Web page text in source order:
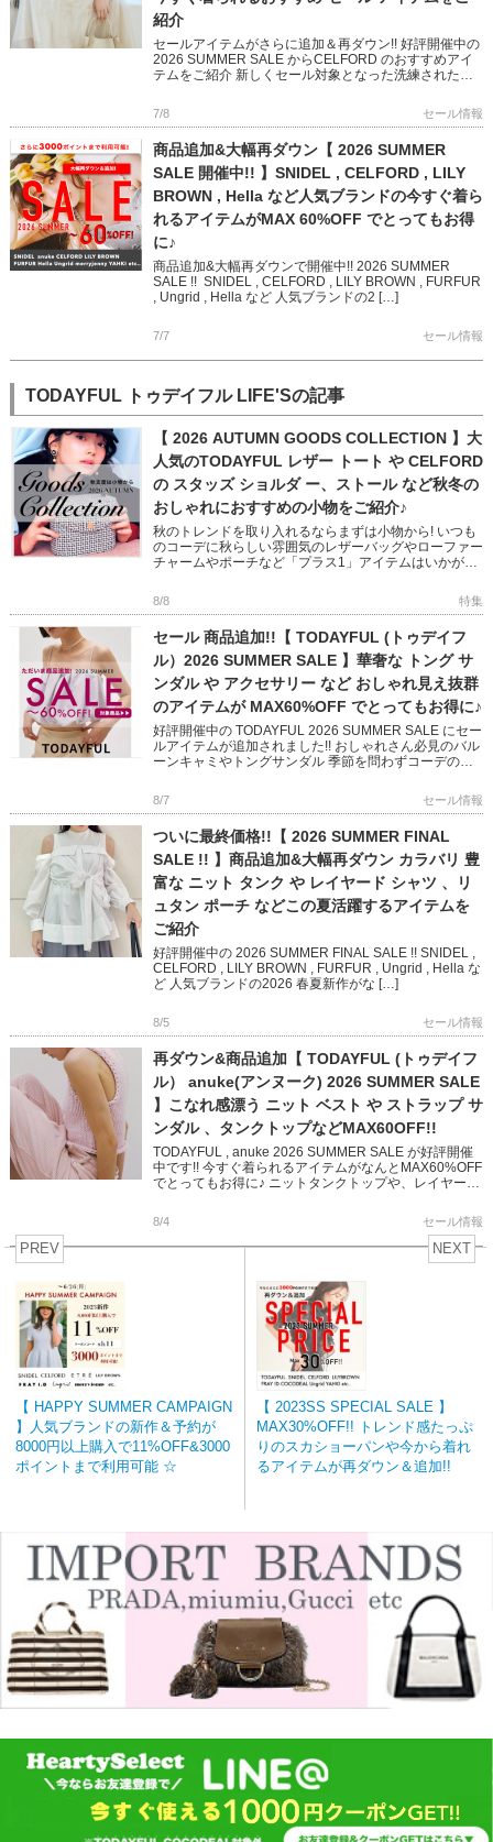
紹介
セールアイテムがさらに追加＆再ダウン!! 好評開催中の
2026 SUMMER SALE からCELFORD のおすすめアイ
テムをご紹介 新しくセール対象となった洗練された雰
7/8 セール情報
商品追加&大幅再ダウン【 2026 SUMMER
SALE 開催中!! 】SNIDEL , CELFORD , LILY
BROWN , Hella など人気ブランドの今すぐ着ら
れるアイテムがMAX 60%OFF でとってもお得
に♪
商品追加&大幅再ダウンで開催中!! 2026 SUMMER
SALE !! SNIDEL , CELFORD , LILY BROWN , FURFUR
, Ungrid , Hella など 人気ブランドの2 […]
7/7 セール情報
TODAYFUL トゥデイフル LIFE'Sの記事
【 2026 AUTUMN GOODS COLLECTION 】大
人気のTODAYFUL レザー トート や CELFORD
の スタッズ ショルダ ー、ストール など秋冬の
おしゃれにおすすめの小物をご紹介♪
秋のトレンドを取り入れるならまずは小物から! いつも
のコーデに秋らしい雰囲気のレザーバッグやローファー
チャームやポーチなど「プラス1」アイテムはいかがで
い小物をピック […]
8/8 特集
セール 商品追加!!【 TODAYFUL (トゥデイフ
ル）2026 SUMMER SALE 】華奢な トング サ
ンダル や アクセサリー など おしゃれ見え抜群
のアイテムが MAX60%OFF でとってもお得に♪
好評開催中の TODAYFUL 2026 SUMMER SALE にセー
ルアイテムが追加されました!! おしゃれさん必見のバル
ーンキャミやトングサンダル 季節を問わずコーデのア
8/7 セール情報
ついに最終価格!!【 2026 SUMMER FINAL
SALE !! 】商品追加&大幅再ダウン カラバリ 豊
富な ニット タンク や レイヤード シャツ 、リ
ュタン ポーチ などこの夏活躍するアイテムを
ご紹介
好評開催中の 2026 SUMMER FINAL SALE !! SNIDEL ,
CELFORD , LILY BROWN , FURFUR , Ungrid , Hella な
ど 人気ブランドの2026 春夏新作がな […]
8/5 セール情報
再ダウン&商品追加【 TODAYFUL (トゥデイフ
ル） anuke(アンヌーク) 2026 SUMMER SALE
】こなれ感漂う ニット ベスト や ストラップ サ
ンダル 、タンクトップなどMAX60OFF!!
TODAYFUL , anuke 2026 SUMMER SALE が好評開催
中です!! 今すぐ着られるアイテムがなんとMAX60%OFF
でとってもお得に♪ ニットタンクトップや、レイヤード
8/4 セール情報
PREV
【 HAPPY SUMMER CAMPAIGN
】人気ブランドの新作＆予約が
8000円以上購入で11%OFF&3000
ポイントまで利用可能 ☆
NEXT
【 2023SS SPECIAL SALE 】
MAX30%OFF!! トレンド感たっぷ
りのスカショーパンや今から着れ
るアイテムが再ダウン＆追加!!